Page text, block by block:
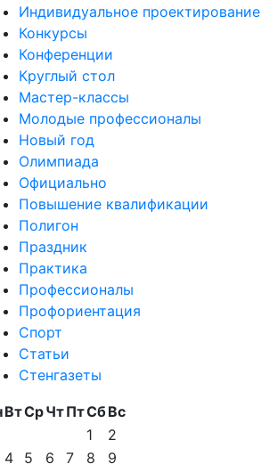
Индивидуальное проектирование
Конкурсы
Конференции
Круглый стол
Мастер-классы
Молодые профессионалы
Новый год
Олимпиада
Официально
Повышение квалификации
Полигон
Праздник
Практика
Профессионалы
Профориентация
Спорт
Статьи
Стенгазеты
ВтСрЧтПтСбВс
1
2
4
5 6 7 8 9